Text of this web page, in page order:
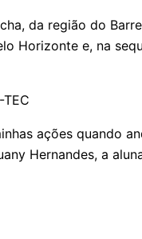
da região do
Horizonte e, na
ações quando
Hernandes, a